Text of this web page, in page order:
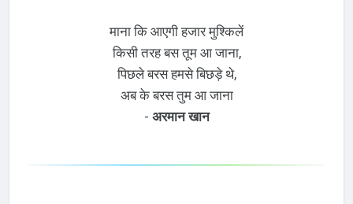
माना कि आएगी हजार मुश्किलें
किसी तरह बस तूम आ जाना,
पिछले बरस हमसे बिछड़े थे,
अब के बरस तुम आ जाना
- अरमान खान